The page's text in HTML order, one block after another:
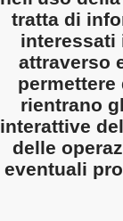
tratta di
interessati
attraverso
rientrano
interattive
delle
eventuali